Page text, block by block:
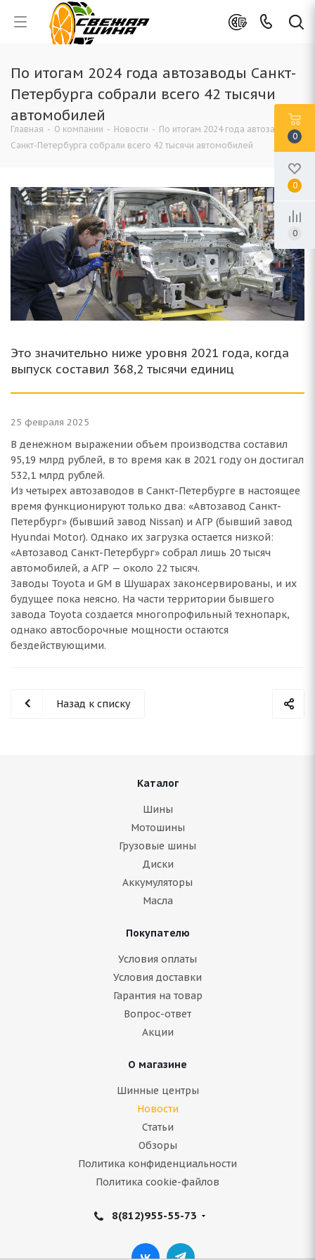
По итогам 2024 года автозаводы Санкт-
Петербурга собрали всего 42 тысячи
автомобилей
Главная - О компании - Новости - По итогам 2024 года автозаводы
Санкт-Петербурга собрали всего 42 тысячи автомобилей
Это значительно ниже уровня 2021 года, когда
выпуск составил 368,2 тысячи единиц
25 февраля 2025
В денежном выражении объем производства составил
95,19 млрд рублей, в то время как в 2021 году он достигал
532,1 млрд рублей.
Из четырех автозаводов в Санкт-Петербурге в настоящее
время функционируют только два: «Автозавод Санкт-
Петербург» (бывший завод Nissan) и АГР (бывший завод
Hyundai Motor). Однако их загрузка остается низкой:
«Автозавод Санкт-Петербург» собрал лишь 20 тысяч
автомобилей, а АГР — около 22 тысяч.
Заводы Toyota и GM в Шушарах законсервированы, и их
будущее пока неясно. На части территории бывшего
завода Toyota создается многопрофильный технопарк,
однако автосборочные мощности остаются
бездействующими.
Назад к списку
Каталог
Шины
Мотошины
Грузовые шины
Диски
Аккумуляторы
Масла
Покупателю
Условия оплаты
Условия доставки
Гарантия на товар
Вопрос-ответ
Акции
О магазине
Шинные центры
Новости
Статьи
Обзоры
Политика конфиденциальности
Политика cookie-файлов
8(812)955-55-73
0
0
0